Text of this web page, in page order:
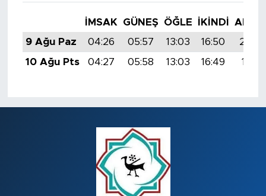
İMSAK GÜNEŞ ÖĞLE İKINDI
9 Ağu Paz
04:26 05:57 13:03 16:50
10 Ağu Pts
04:27 05:58 13:03 16:49 19:58